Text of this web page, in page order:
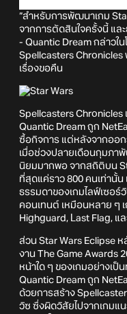
“สำหรับการพัฒนาเกม
จากการตัดสินใจครั้งนี้ แล
- Quantic Dream กล่าวใ
Spellcasters Chronicles
เรื่องขอคืน
Spellcasters Chronicles
Quantic Dream ถูก
ซื้อกิจการ แต่หลังจากออก
เมื่อช่วงปลายเดือนกุมภา
นิยมมากพอ จากสถิติบน
ที่สุดแค่ราว 800 คนเท่านั้น
ธรรมดาของเกมไลฟ์เซอ
คอนเทนต์ เหมือนหลาย ๆ
Highguard, Last Flag, แล
ส่วน Star Wars Eclipse ห
งาน The Game Awards
หน้าใด ๆ ของเกมอย่างเป็
Quantic Dream ถูก
ด้วยการสร้าง
วิซ ซึ่งผิดวิสัยไปจากเกมแ